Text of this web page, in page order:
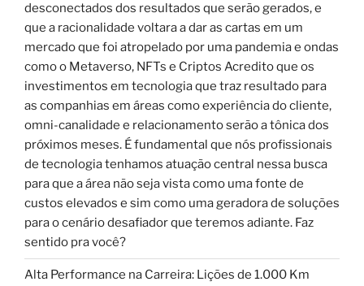
desconectados dos resultados que serão gerados, e
que a racionalidade voltara a dar as cartas em um
mercado que foi atropelado por uma pandemia e ondas
como o Metaverso, NFTs e Criptos Acredito que os
investimentos em tecnologia que traz resultado para
as companhias em áreas como experiência do cliente,
omni-canalidade e relacionamento serão a tônica dos
próximos meses. É fundamental que nós profissionais
de tecnologia tenhamos atuação central nessa busca
para que a área não seja vista como uma fonte de
custos elevados e sim como uma geradora de soluções
para o cenário desafiador que teremos adiante. Faz
sentido pra você?
Alta Performance na Carreira: Lições de 1.000 Km